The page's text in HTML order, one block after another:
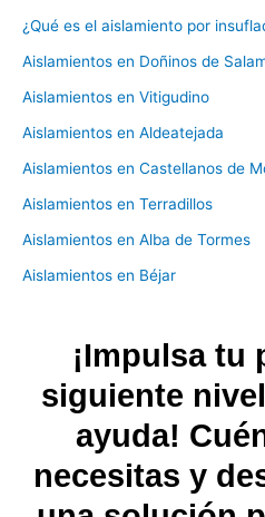
¿Qué es el aislamiento por
Aislamientos en Doñinos de
Aislamientos en Vitigudino
Aislamientos en Aldeatejada
Aislamientos en Castellanos de
Aislamientos en Terradillos
Aislamientos en Alba de Tormes
Aislamientos en Béjar
¡Impulsa tu
siguiente
ayuda!
necesitas y